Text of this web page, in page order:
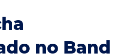
no Band